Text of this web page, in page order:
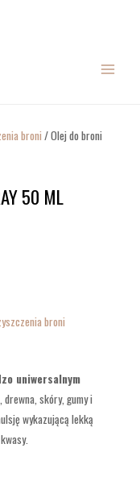
MENU
broni / Olej do broni
50 ML
broni
uniwersalnym
drewna, skóry, gumy i
wykazującą lekką